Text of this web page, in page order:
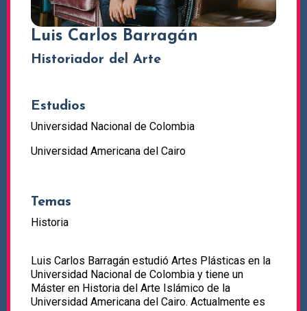
Luis Carlos Barragán
Historiador del Arte
Estudios
Universidad Nacional de Colombia
Universidad Americana del Cairo
Temas
Historia
Luis Carlos Barragán estudió Artes Plásticas en la
Universidad Nacional de Colombia y tiene un
Máster en Historia del Arte Islámico de la
Universidad Americana del Cairo. Actualmente es